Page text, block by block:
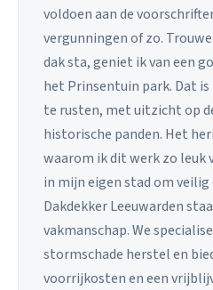
voldoen aan de
vergunningen of zo.
dak sta, geniet ik van een
het Prinsentuin park. Dat
te rusten, met uitzicht op
historische panden. Het
waarom ik dit werk zo leuk
in mijn eigen stad om
Dakdekker Leeuwarden
vakmanschap. We
stormschade herstel en
voorrijkosten en een